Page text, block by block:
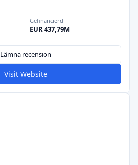
Gefinancierd
EUR 437,79M
Lämna recension
Visit Website